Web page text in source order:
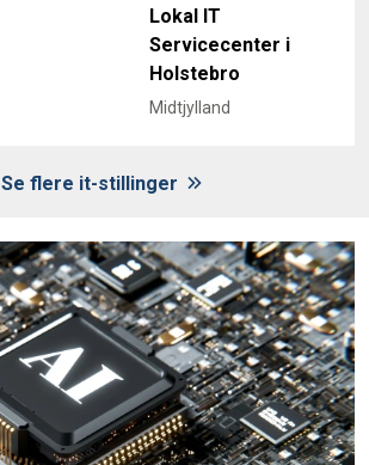
Lokal IT
Servicecenter i
Holstebro
Midtjylland
Se flere it-stillinger